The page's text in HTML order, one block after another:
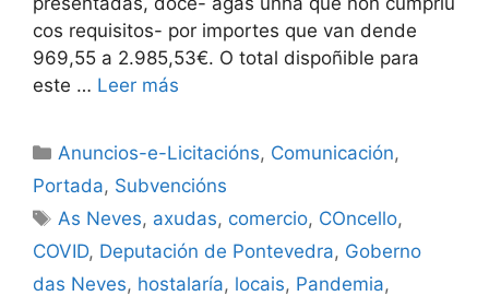
cos requisitos- por importes que van dende
969,55 a 2.985,53€. O total dispoñible para
este … Leer más
Anuncios-e-Licitacións, Comunicación,
Portada, Subvencións
As Neves, axudas, comercio, COncello,
COVID, Deputación de Pontevedra, Goberno
das Neves, hostalaría, locais, Pandemia,